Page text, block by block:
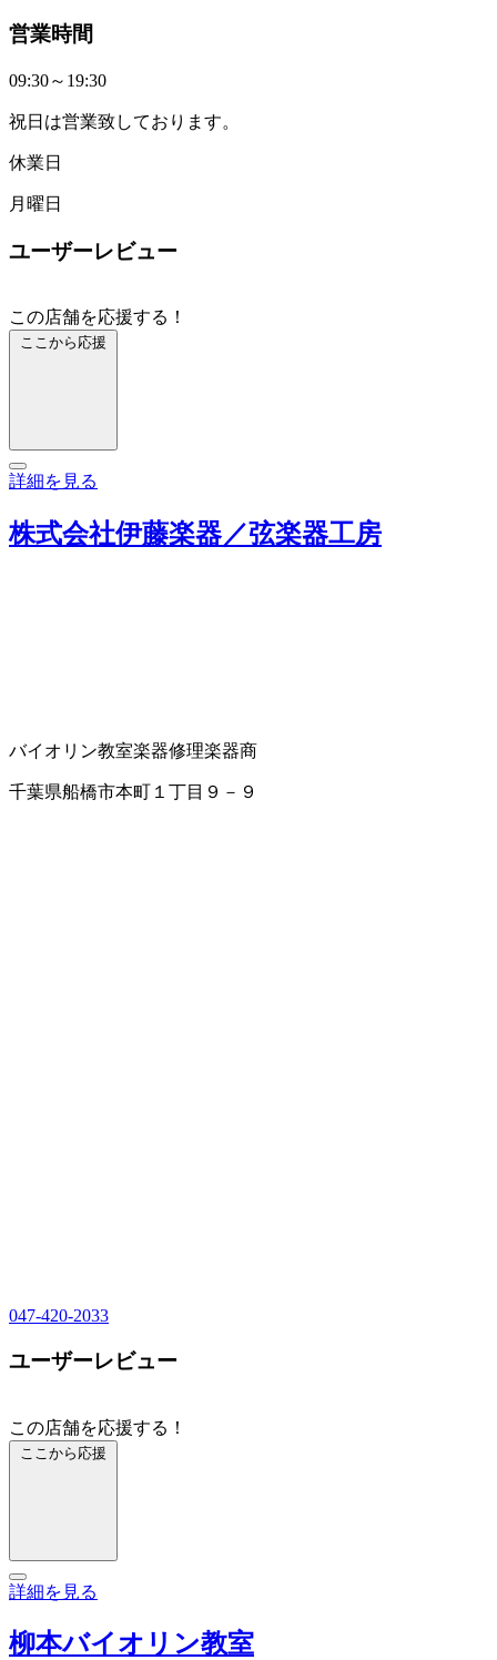
営業時間
09:30～19:30
祝日は営業致しております。
休業日
月曜日
ユーザーレビュー
この店舗を応援する！
ここから応援
詳細を見る
株式会社伊藤楽器／弦楽器工房
バイオリン教室楽器修理楽器商
千葉県船橋市本町１丁目９－９
047-420-2033
ユーザーレビュー
この店舗を応援する！
ここから応援
詳細を見る
柳本バイオリン教室